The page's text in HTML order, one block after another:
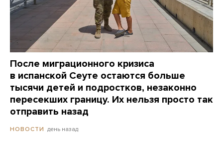
После миграционного кризиса
в испанской Сеуте остаются больше
тысячи детей и подростков, незаконно
пересекших границу. Их нельзя просто так
отправить назад
НОВОСТИ день назад